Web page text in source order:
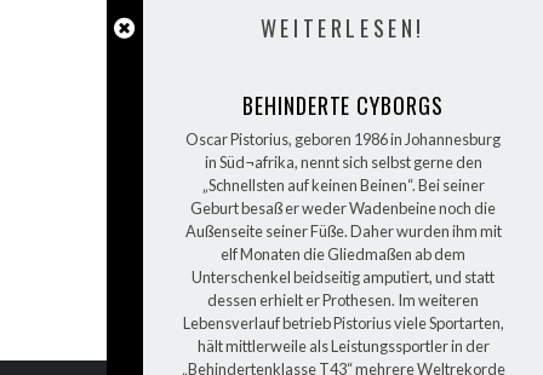
WEITERLESEN!
BEHINDERTE CYBORGS
Oscar Pistorius, geboren 1986 in Johannesburg
in Süd¬afrika, nennt sich selbst gerne den
„Schnellsten auf keinen Beinen“. Bei seiner
Geburt besaß er weder Wadenbeine noch die
Außenseite seiner Füße. Daher wurden ihm mit
elf Monaten die Gliedmaßen ab dem
Unterschenkel beidseitig amputiert, und statt
dessen erhielt er Prothesen. Im weiteren
Lebensverlauf betrieb Pistorius viele Sportarten,
hält mittlerweile als Leistungssportler in der
„Behindertenklasse T43“ mehrere Weltrekorde